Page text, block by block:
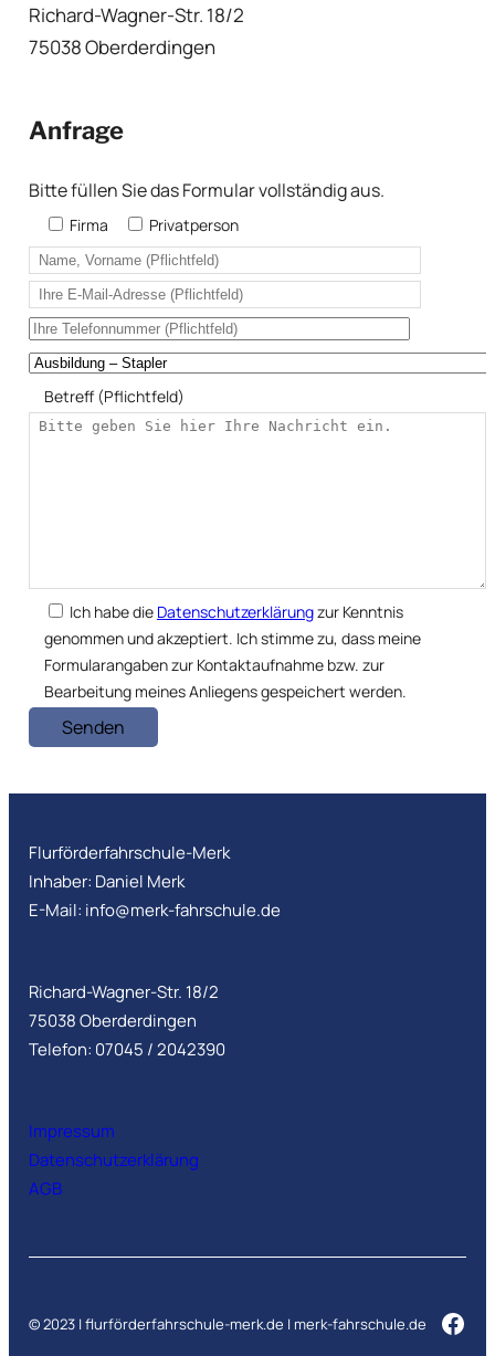
Richard-Wagner-Str. 18/2
75038 Oberderdingen
Anfrage
Bitte füllen Sie das Formular vollständig aus.
Firma Privatperson
Betreff (Pflichtfeld)
Ich habe die Datenschutzerklärungzur Kenntnis
genommen und akzeptiert. Ich stimme zu, dass meine
Formularangaben zur Kontaktaufnahme bzw. zur
Bearbeitung meines Anliegens gespeichert werden.
Senden
Flurförderfahrschule-Merk
Inhaber: Daniel Merk
E-Mail: info@merk-fahrschule.de
Richard-Wagner-Str. 18/2
75038 Oberderdingen
Telefon: 07045 / 2042390
Impressum
Datenschutzerklärung
AGB
© 2023 | flurförderfahrschule-merk.de | merk-fahrschule.de